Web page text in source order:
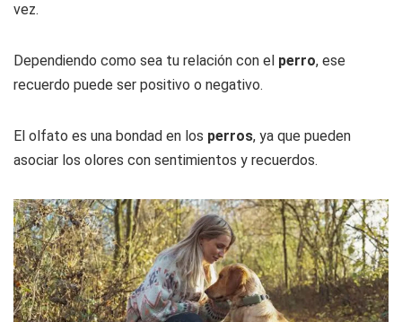
vez.
Dependiendo como sea tu relación con el perro, ese
recuerdo puede ser positivo o negativo.
El olfato es una bondad en los perros, ya que pueden
asociar los olores con sentimientos y recuerdos.